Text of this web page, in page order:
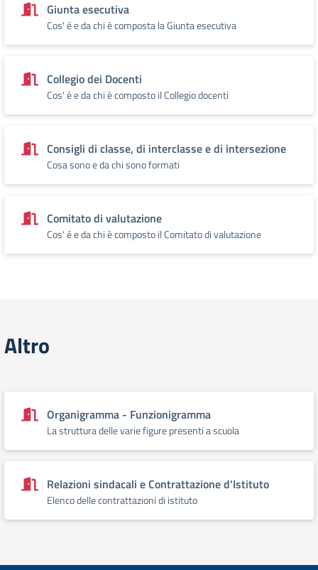
Giunta esecutiva
Cos' é e da chi è composta la Giunta esecutiva
Collegio dei Docenti
Cos' é e da chi è composto il Collegio docenti
Consigli di classe, di interclasse e di intersezione
Cosa sono e da chi sono formati
Comitato di valutazione
Cos' é e da chi è composto il Comitato di valutazione
Altro
Organigramma - Funzionigramma
La struttura delle varie figure presenti a scuola
Relazioni sindacali e Contrattazione d'Istituto
Elenco delle contrattazioni di istituto